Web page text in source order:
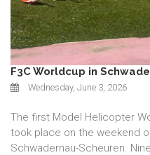
F3C Worldcup in
Wednesday, June 3, 2026
The first Model Helicopter
took place on the weekend
Schwadernau-Scheuren.